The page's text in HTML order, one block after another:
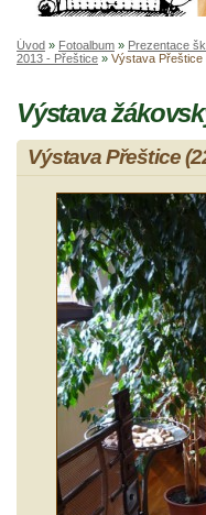
Úvod » Fotoalbum » Prezentace
2013 - Přeštice » Výstava Přeštice
Výstava
Výstava Přeštice